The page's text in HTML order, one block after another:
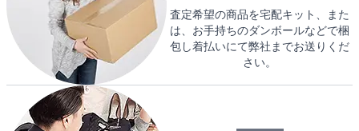
査定希望の商品を宅配キット、また
は、お手持ちのダンボールなどで梱
包し着払いにて弊社までお送りくだ
さい。